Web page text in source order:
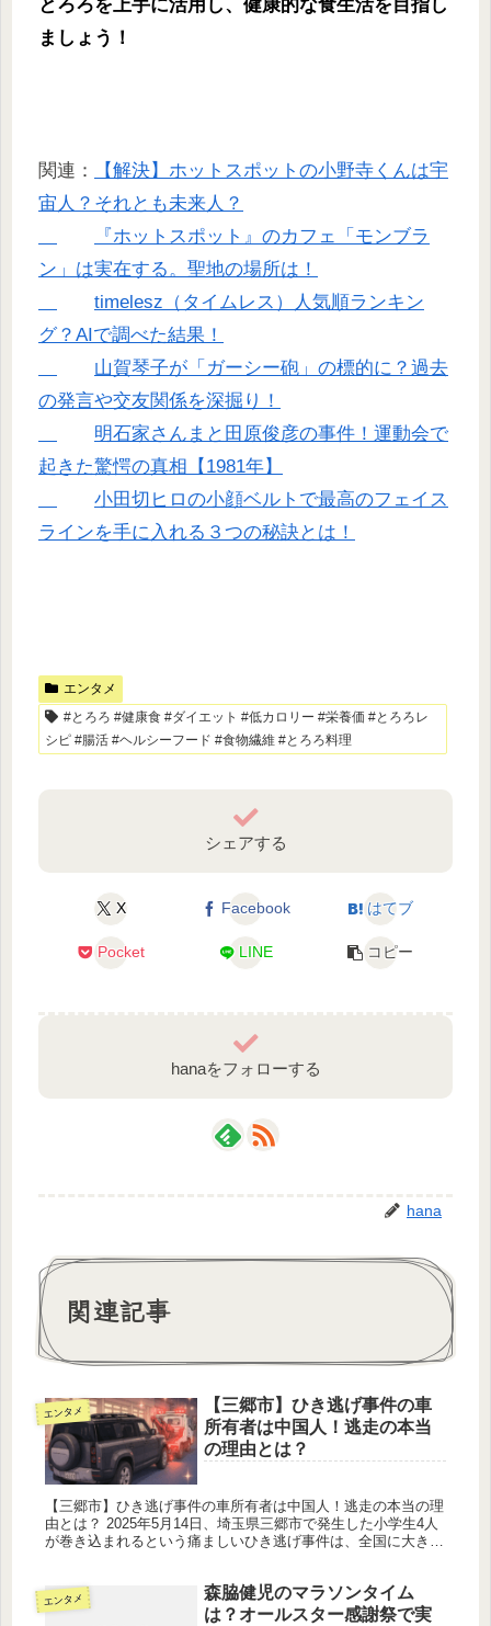
とろろを上手に活用し、健康的な食生活を目指し
ましょう！
関連：
【解決】ホットスポットの小野寺くんは宇
宙人？それとも未来人？
『ホットスポット』のカフェ「モンブラ
ン」は実在する。聖地の場所は！
timelesz（タイムレス）人気順ランキン
グ？AIで調べた結果！
山賀琴子が「ガーシー砲」の標的に？過去
の発言や交友関係を深掘り！
明石家さんまと田原俊彦の事件！運動会で
起きた驚愕の真相【1981年】
小田切ヒロの小顔ベルトで最高のフェイス
ラインを手に入れる３つの秘訣とは！
エンタメ
#とろろ #健康食 #ダイエット #低カロリー #栄養価 #とろろレ
シピ #腸活 #ヘルシーフード #食物繊維 #とろろ料理
シェアする
X Facebook はてブ
Pocket LINE コピー
hanaをフォローする
hana
関連記事
エンタメ
【三郷市】ひき逃げ事件の車
所有者は中国人！逃走の本当
の理由とは？
【三郷市】ひき逃げ事件の車所有者は中国人！逃走の本当の理
由とは？ 2025年5月14日、埼玉県三郷市で発生した小学生4人
が巻き込まれるという痛ましいひき逃げ事件は、全国に大きな
エンタメ
森脇健児のマラソンタイム
は？オールスター感謝祭で実